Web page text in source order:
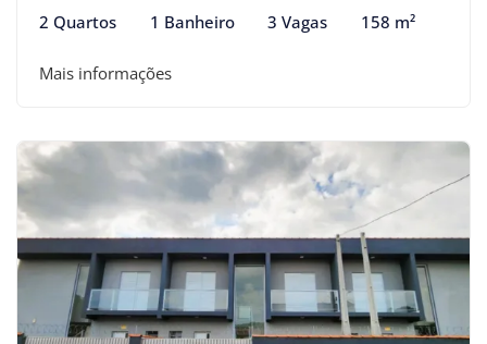
2 Quartos 1 Banheiro 3 Vagas 158 m²
Mais informações